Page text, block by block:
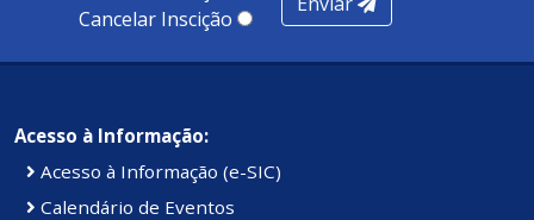
Cancelar Inscição
Acesso à Informação:
Acesso à Informação (e-SIC)
Calendário de Eventos